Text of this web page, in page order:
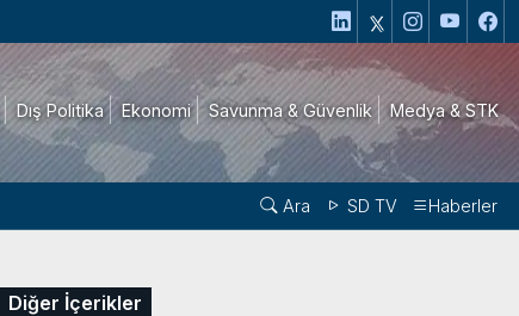
Dış Politika Ekonomi Savunma & Güvenlik Medya & STK
Ara SD TV Haberler
Diğer İçerikler